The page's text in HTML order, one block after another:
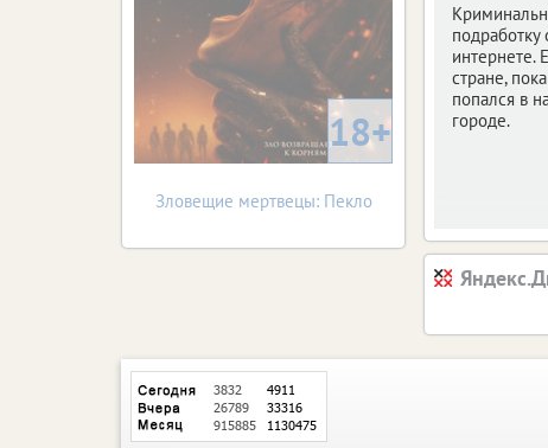
интернете.
стране,
попался в
городе.
18+
Зловещие мертвецы: Пекло